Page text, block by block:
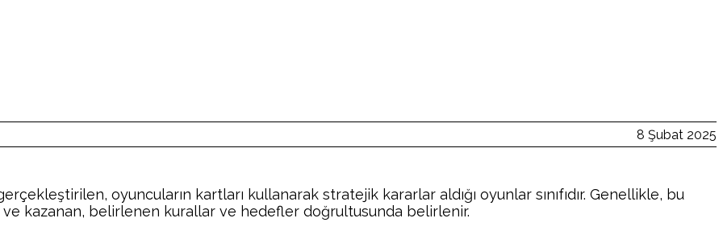
8 Şubat 2025
oyuncuların kartları kullanarak stratejik kararlar aldığı oyunlar sınıfıdır. Genellikle, bu
ve kazanan, belirlenen kurallar ve hedefler doğrultusunda belirlenir.